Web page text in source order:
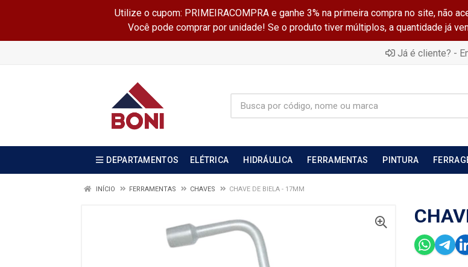
Utilize o cupom: PRIMEIRACOMPRA e ganhe 3% na primeira compra no site, não
Você pode comprar por unidade! Se o produto tiver múltiplos, a quantidade já
Já é cliente? -
DEPARTAMENTOS ELÉTRICA HIDRÁULICA FERRAMENTAS PINTURA
INÍCIO FERRAMENTAS CHAVES CHAVE DE BIELA - 17MM